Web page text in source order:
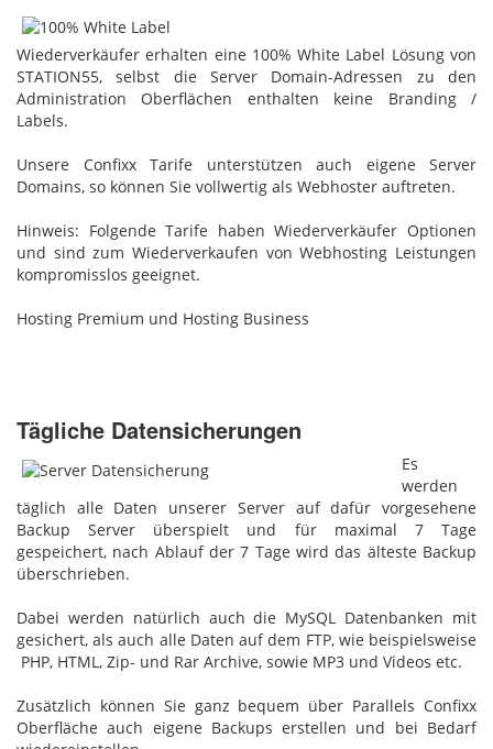
Wiederverkäufer erhalten eine 100% White Label Lösung von
STATION55, selbst die Server Domain-Adressen zu den
Administration Oberflächen enthalten keine Branding /
Labels.
Unsere Confixx Tarife unterstützen auch eigene Server
Domains, so können Sie vollwertig als Webhoster auftreten.
Hinweis: Folgende Tarife haben Wiederverkäufer Optionen
und sind zum Wiederverkaufen von Webhosting Leistungen
kompromisslos geeignet.
Hosting Premium und Hosting Business
Tägliche Datensicherungen
Es
werden
täglich alle Daten unserer Server auf dafür vorgesehene
Backup Server überspielt und für maximal 7 Tage
gespeichert, nach Ablauf der 7 Tage wird das älteste Backup
überschrieben.
Dabei werden natürlich auch die MySQL Datenbanken mit
gesichert, als auch alle Daten auf dem FTP, wie beispielsweise
PHP, HTML, Zip- und Rar Archive, sowie MP3 und Videos etc.
Zusätzlich können Sie ganz bequem über Parallels Confixx
Oberfläche auch eigene Backups erstellen und bei Bedarf